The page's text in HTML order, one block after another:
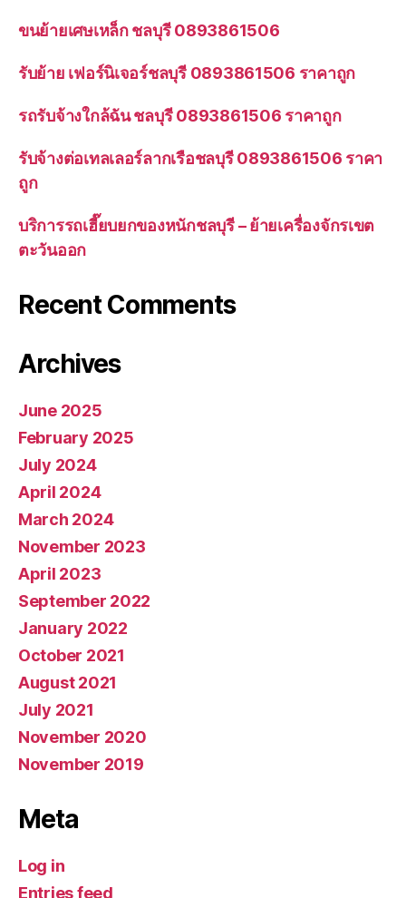
ขนย้ายเศษเหล็ก ชลบุรี 0893861506
รับย้าย เฟอร์นิเจอร์ชลบุรี 0893861506 ราคาถูก
รถรับจ้างใกล้ฉัน ชลบุรี 0893861506 ราคาถูก
รับจ้างต่อเทลเลอร์ลากเรือชลบุรี 0893861506 ราคา
ถูก
บริการรถเฮี๊ยบยกของหนักชลบุรี – ย้ายเครื่องจักรเขต
ตะวันออก
Recent Comments
Archives
June 2025
February 2025
July 2024
April 2024
March 2024
November 2023
April 2023
September 2022
January 2022
October 2021
August 2021
July 2021
November 2020
November 2019
Meta
Log in
Entries feed